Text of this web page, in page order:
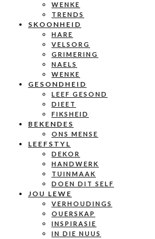
WENKE
TRENDS
SKOONHEID
HARE
VELSORG
GRIMERING
NAELS
WENKE
GESONDHEID
LEEF GESOND
DIEET
FIKSHEID
BEKENDES
ONS MENSE
LEEFSTYL
DEKOR
HANDWERK
TUINMAAK
DOEN DIT SELF
JOU LEWE
VERHOUDINGS
OUERSKAP
INSPIRASIE
IN DIE NUUS